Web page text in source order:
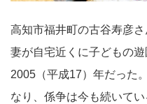
高知市福井町の古谷寿彦
妻が自宅近くに子どもの
2005（平成17）年だった
なり、係争は今も続いて